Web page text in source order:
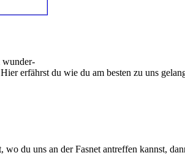
wunder-
erfährst du wie du am besten zu uns
du uns an der Fasnet antreffen kannst,